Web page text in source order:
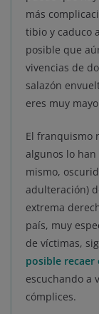
más
tibio y caduco
posible que
vivencias de
salazón
eres muy
El franquismo
algunos lo
mismo,
adulteración)
extrema
país, muy
de víctimas,
posible
escuchando a
cómplices.